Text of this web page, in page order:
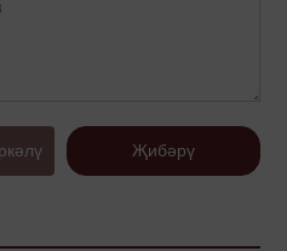
Җибәрү